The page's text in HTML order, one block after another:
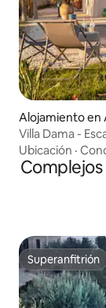
Alojamiento en
Villa Dama -
Ubicación ·
Superanfitrión
Superanfitrión